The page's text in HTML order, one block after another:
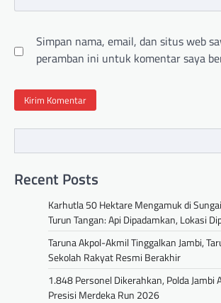
Simpan nama, email, dan situs web
peramban ini untuk komentar saya
Recent Posts
Karhutla 50 Hektare Mengamuk di
Turun Tangan: Api Dipadamkan, Lokasi
Taruna Akpol-Akmil Tinggalkan Jambi,
Sekolah Rakyat Resmi Berakhir
1.848 Personel Dikerahkan, Polda Jambi
Presisi Merdeka Run 2026